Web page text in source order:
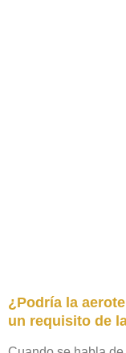
¿Podría la
un requisito de